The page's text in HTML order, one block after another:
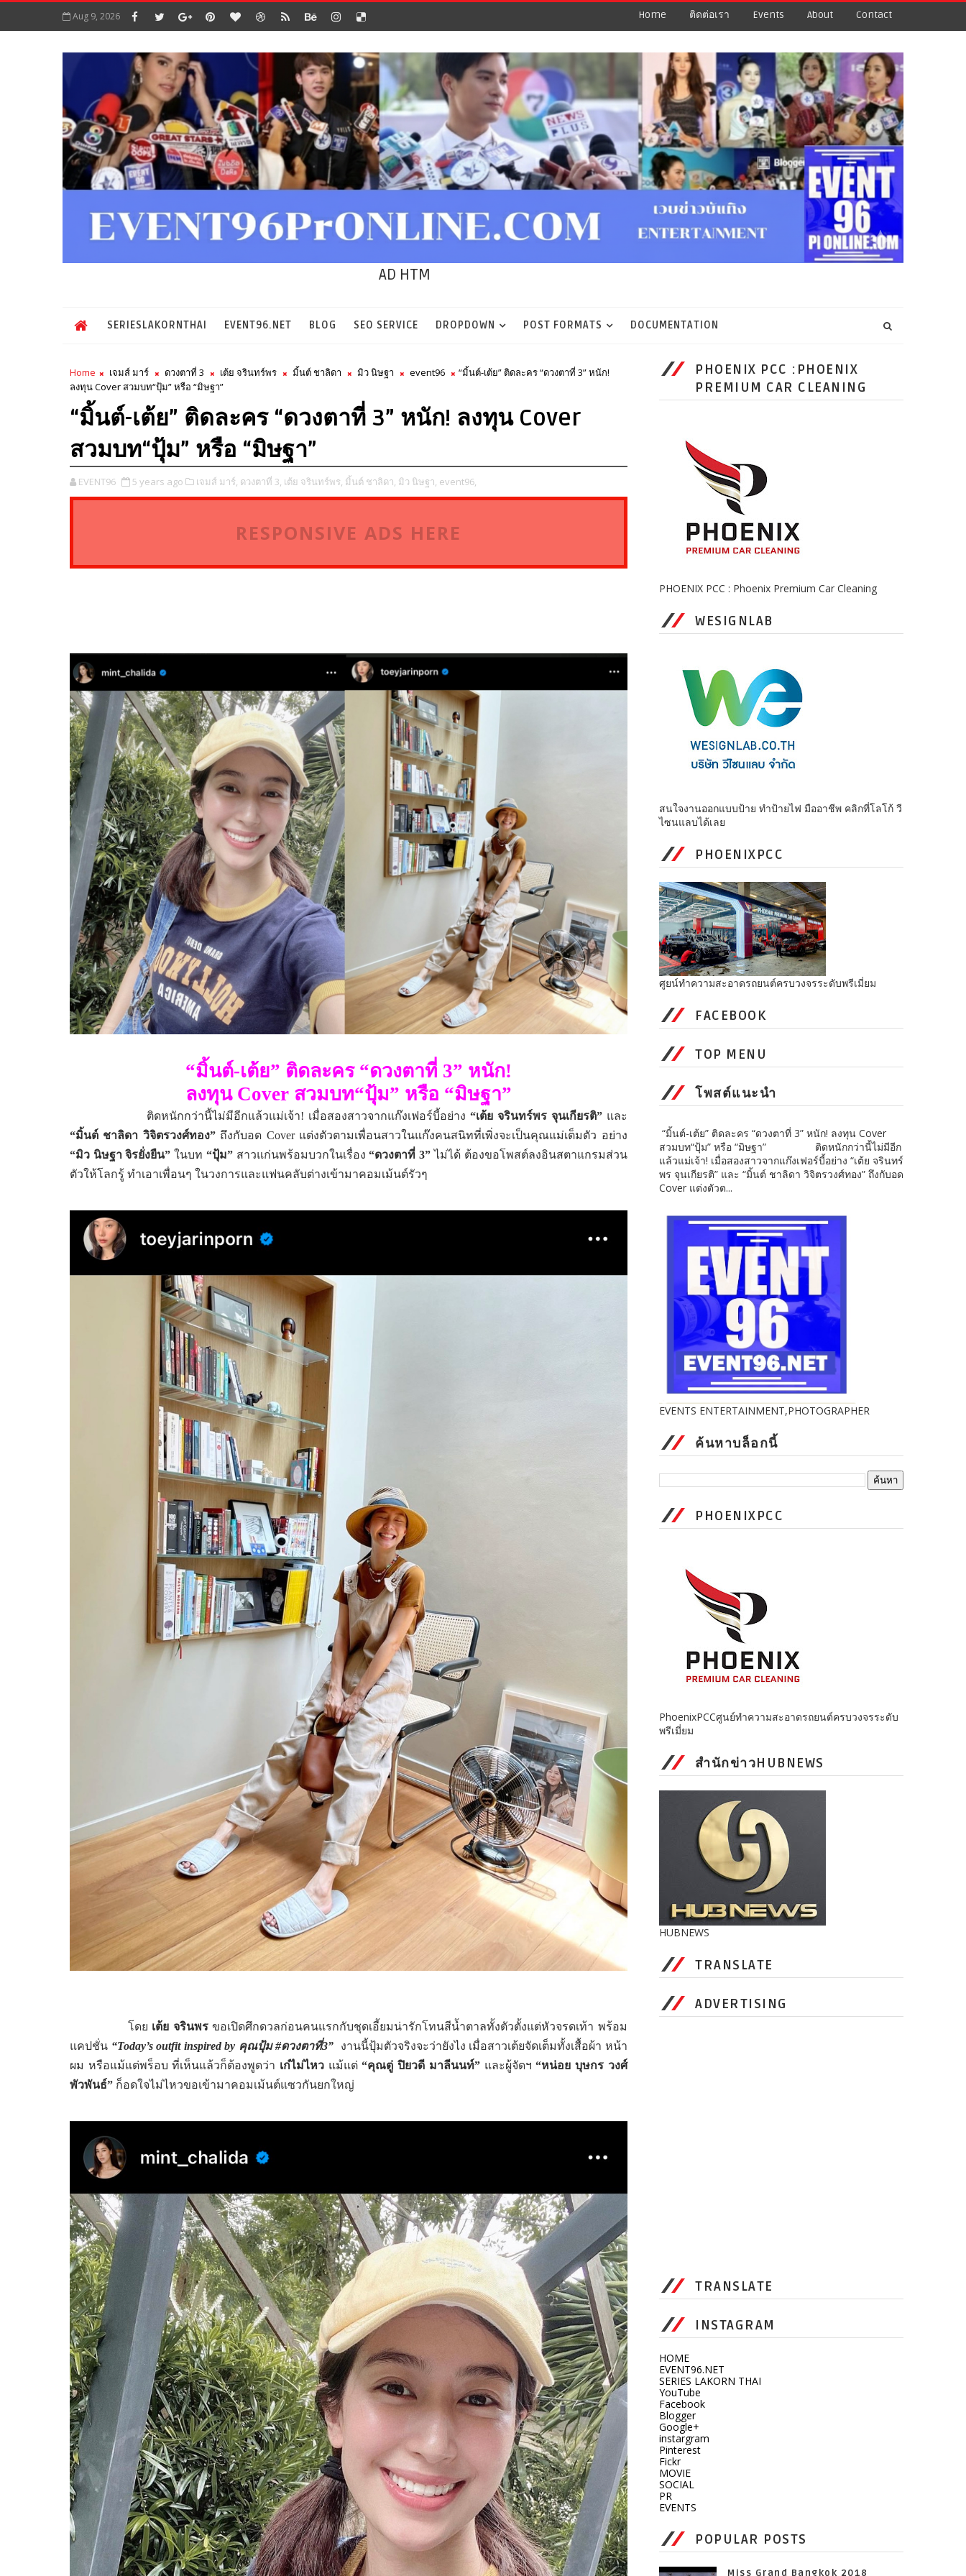
Aug 9, 2026 Home ติดต่อเรา Events About Contact
AD HTM
SERIESLAKORNTHAI EVENT96.NET BLOG SEO SERVICE DROPDOWN POST FORMATS DOCUMENTATION
Home เจมส์ มาร์ ดวงตาที่ 3 เต้ย จรินทร์พร มิ้นต์ ชาลิดา มิว นิษฐา event96
“มิ้นต์-เต้ย” ติดละคร “ดวงตาที่ 3” หนัก!
ลงทุน Cover สวมบท“ปุ้ม” หรือ “มิษฐา”
“มิ้นต์-เต้ย” ติดละคร “ดวงตาที่ 3” หนัก! ลงทุน Cover
สวมบท“ปุ้ม” หรือ “มิษฐา”
EVENT96 5 years ago เจมส์ มาร์, ดวงตาที่ 3, เต้ย จรินทร์พร, มิ้นต์ ชาลิดา, มิว นิษฐา, event96,
RESPONSIVE ADS HERE
“มิ้นต์-เต้ย” ติดละคร “ดวงตาที่ 3” หนัก!
ลงทุน Cover สวมบท“ปุ้ม” หรือ “มิษฐา”
ติดหนักกว่านี้ไม่มีอีกแล้วแม่เจ้า! เมื่อสองสาวจากแก๊งเฟอร์บี้อย่าง “เต้ย จรินทร์พร จุนเกียรติ” และ
“มิ้นต์ ชาลิดา วิจิตรวงศ์ทอง” ถึงกับอด Cover แต่งตัวตามเพื่อนสาวในแก๊งคนสนิทที่เพิ่งจะเป็นคุณแม่เต็มตัว อย่าง
“มิว นิษฐา จิรยั่งยืน” ในบท “ปุ้ม” สาวแก่นพร้อมบวกในเรื่อง“ดวงตาที่ 3”ไม่ได้ ต้องขอโพสต์ลงอินสตาแกรมส่วน
ตัวให้โลกรู้ ทำเอาเพื่อนๆ ในวงการและแฟนคลับต่างเข้ามาคอมเม้นต์รัวๆ
โดย เต้ย จรินพรขอเปิดศึกดวลก่อนคนแรกกับชุดเอี้ยมน่ารักโทนสีน้ำตาลทั้งตัวตั้งแต่หัวจรดเท้า พร้อม
แคปชั่น “Today’s outfit inspired by คุณปุ้ม#ดวงตาที่3”
งานนี้ปุ้มตัวจริงจะว่ายังไง เมื่อสาวเต้ยจัดเต็มทั้งเสื้อผ้า หน้า
ผม หรือแม้แต่พร็อบ ที่เห็นแล้วก็ต้องพูดว่า เก๋ไม่ไหว แม้แต่“คุณตู่ ปิยวดี มาลีนนท์” และผู้จัดฯ“หน่อย บุษกร วงศ์
พัวพันธ์” ก็อดใจไม่ไหวขอเข้ามาคอมเม้นต์แซวกันยกใหญ่
PHOENIX PCC :PHOENIX
PREMIUM CAR CLEANING
PHOENIX PCC : Phoenix Premium Car Cleaning
WESIGNLAB
สนใจงานออกแบบป้าย ทำป้ายไฟ มืออาชีพ คลิกที่โลโก้ วี
ไซนแลบได้เลย
PHOENIXPCC
ศูยน์ทำความสะอาดรถยนต์ครบวงจรระดับพรีเมี่ยม
FACEBOOK
TOP MENU
โพสต์แนะนำ
“มิ้นต์-เต้ย” ติดละคร “ดวงตาที่ 3” หนัก! ลงทุน Cover
สวมบท“ปุ้ม” หรือ “มิษฐา” ติดหนักกว่านี้ไม่มีอีก
แล้วแม่เจ้า! เมื่อสองสาวจากแก๊งเฟอร์บี้อย่าง “เต้ย จรินทร์
พร จุนเกียรติ” และ “มิ้นต์ ชาลิดา วิจิตรวงศ์ทอง” ถึงกับอด
Cover แต่งตัวต...
EVENTS ENTERTAINMENT,PHOTOGRAPHER
ค้นหาบล็อกนี้
PHOENIXPCC
PhoenixPCCศูนย์ทำความสะอาดรถยนต์ครบวงจรระดับ
พรีเมี่ยม
สำนักข่าวHUBNEWS
HUBNEWS
TRANSLATE
ADVERTISING
TRANSLATE
INSTAGRAM
HOME
EVENT96.NET
SERIES LAKORN THAI
YouTube
Facebook
Blogger
Google+
instargram
Pinterest
Fickr
MOVIE
SOCIAL
PR
EVENTS
POPULAR POSTS
Miss Grand Bangkok 2018